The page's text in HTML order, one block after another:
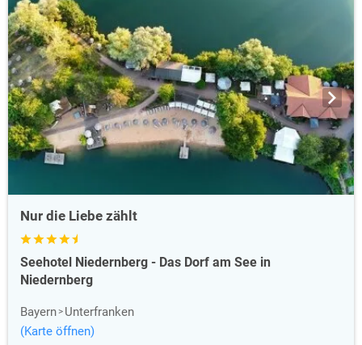
Nur die Liebe zählt
Seehotel Niedernberg - Das Dorf am See in
Niedernberg
Bayern
Unterfranken
(Karte öffnen)